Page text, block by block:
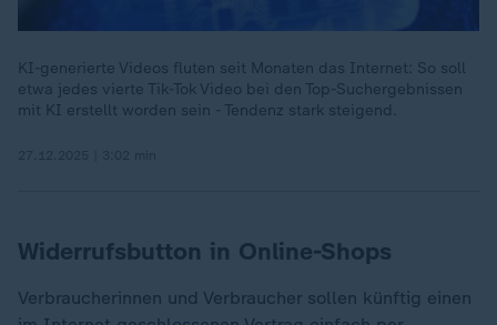
KI-generierte Videos fluten seit Monaten das Internet: So soll
etwa jedes vierte Tik-Tok Video bei den Top-Suchergebnissen
mit KI erstellt worden sein - Tendenz stark steigend.
Widerrufsbutton in Online-Shops
Verbraucherinnen und Verbraucher sollen künftig einen